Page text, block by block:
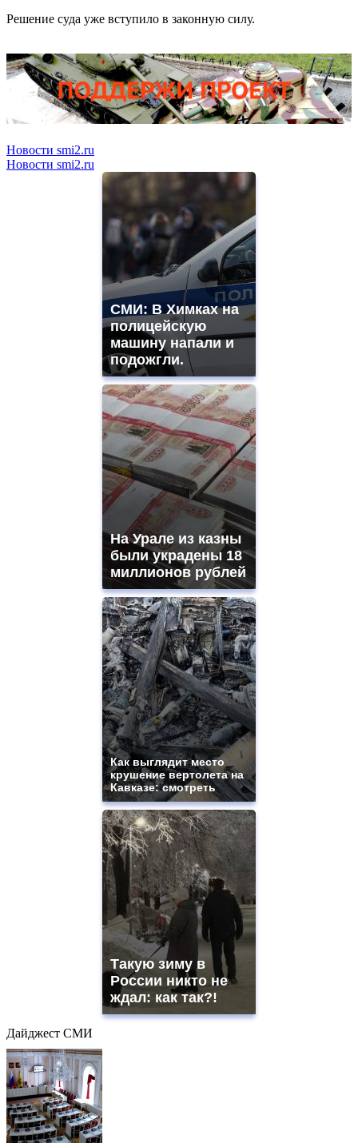
Решение суда уже вступило в законную силу.
Новости smi2.ru
Новости smi2.ru
СМИ: В Химках на
полицейскую
машину напали и
подожгли.
На Урале из казны
были украдены 18
миллионов рублей
Как выглядит место
крушение вертолета на
Кавказе: смотреть
Такую зиму в
России никто не
ждал: как так?!
Дайджест СМИ